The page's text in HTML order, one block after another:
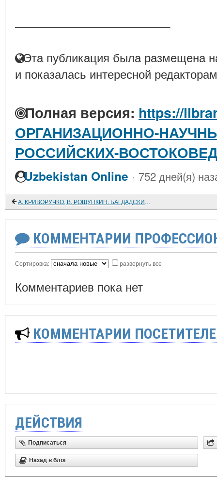
Эта публикация была размещена
и показалась интересной
Полная версия: https://
ОРГАНИЗАЦИОННО-
РОССИЙСКИХ-
Uzbekistan Online · 752 дней(я)
А. КРИВОРУЧКО, В. РОЩУПКИН. БАГДАДСКИЙ ВОЖДЬ: ВЗЛЕТ И ПАДЕНИЕ... Политический портрет Саддама Хусейна и его режима на региональном и глобальном фоне
КОММЕНТАРИИ
Сортировка: развернуть все
Комментариев пока нет
КОММЕНТАРИИ
ДЕЙСТВИЯ
Подписаться
Назад в блог